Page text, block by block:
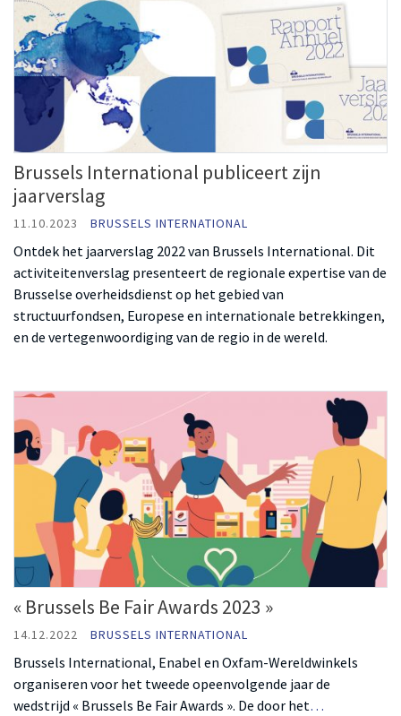
Brussels International publiceert zijn
jaarverslag
11.10.2023 BRUSSELS INTERNATIONAL
Ontdek het jaarverslag 2022 van Brussels International. Dit
activiteitenverslag presenteert de regionale expertise van de
Brusselse overheidsdienst op het gebied van
structuurfondsen, Europese en internationale betrekkingen,
en de vertegenwoordiging van de regio in de wereld.
« Brussels Be Fair Awards 2023 »
14.12.2022 BRUSSELS INTERNATIONAL
Brussels International, Enabel en Oxfam-Wereldwinkels
organiseren voor het tweede opeenvolgende jaar de
wedstrijd « Brussels Be Fair Awards ». De door het…